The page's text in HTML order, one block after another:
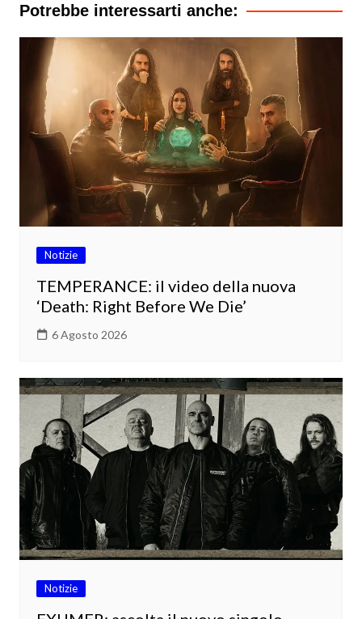
Potrebbe interessarti anche:
Notizie
TEMPERANCE: il video della nuova
‘Death: Right Before We Die’
6 Agosto 2026
Notizie